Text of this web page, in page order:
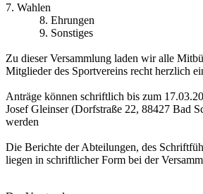
7. Wahlen
8. Ehrungen
9. Sonstiges
Zu dieser Versammlung laden wir alle
Mitglieder des Sportvereins recht herzlich
Anträge können schriftlich bis zum
Josef Gleinser (Dorfstraße 22, 88427 Bad
werden
Die Berichte der Abteilungen, des
liegen in schriftlicher Form bei der